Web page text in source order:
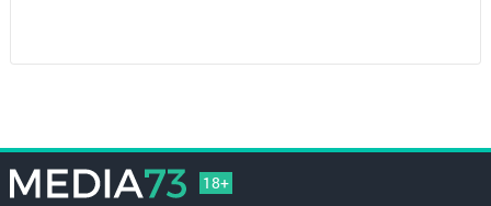
18+